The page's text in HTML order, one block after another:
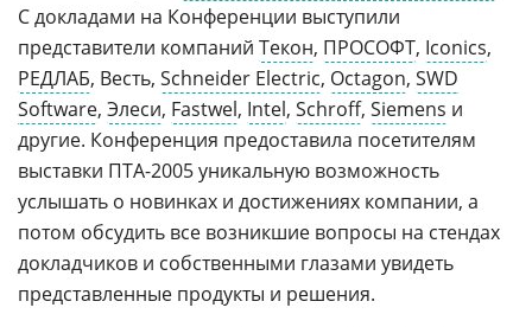
С докладами на Конференции выступили
представители компаний Текон, ПРОСОФТ, Iconics,
РЕДЛАБ, Весть, Schneider Electric, Octagon, SWD
Software, Элеси, Fastwel, Intel, Schroff, Siemens и
другие. Конференция предоставила посетителям
выставки ПТА-2005 уникальную возможность
услышать о новинках и достижениях компании, а
потом обсудить все возникшие вопросы на стендах
докладчиков и собственными глазами увидеть
представленные продукты и решения.